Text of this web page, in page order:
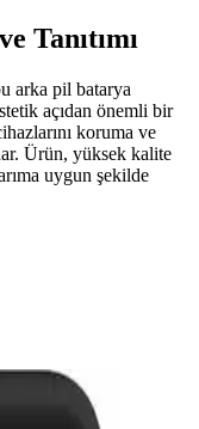
Tanıtımı
arka pil batarya
açıdan önemli bir
koruma ve
Ürün, yüksek kalite
uygun şekilde